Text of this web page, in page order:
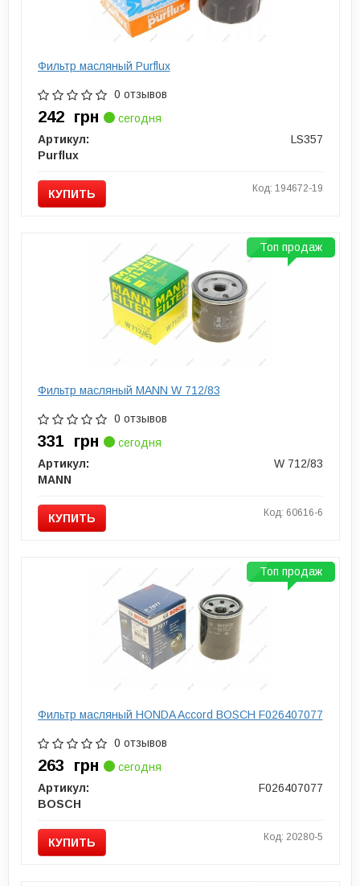
Фильтр масляный Purflux
0 отзывов
242 грн
сегодня
Артикул:
LS357
Purflux
КУПИТЬ Код: 194672-19
Фильтр масляный MANN W 712/83
0 отзывов
331 грн
сегодня
Артикул:
W 712/83
MANN
КУПИТЬ Код: 60616-6
Топ продаж
Фильтр масляный HONDA Accord BOSCH F026407077
0 отзывов
263 грн
сегодня
Артикул:
F026407077
BOSCH
КУПИТЬ Код: 20280-5
Топ продаж